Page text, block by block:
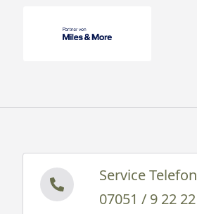
Service Telefon
07051 / 9 22 22